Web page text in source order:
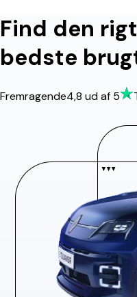
Find den
bedste
Fremragende4,8 ud af 5